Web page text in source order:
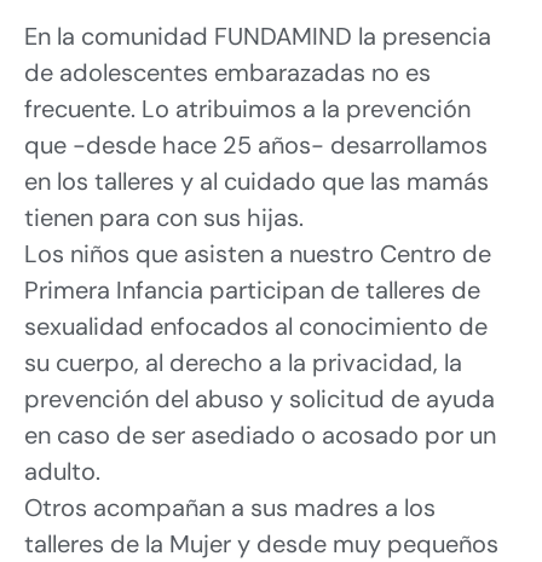
En la comunidad FUNDAMIND la presencia
de adolescentes embarazadas no es
frecuente. Lo atribuimos a la prevención
que -desde hace 25 años- desarrollamos
en los talleres y al cuidado que las mamás
tienen para con sus hijas.
Los niños que asisten a nuestro Centro de
Primera Infancia participan de talleres de
sexualidad enfocados al conocimiento de
su cuerpo, al derecho a la privacidad, la
prevención del abuso y solicitud de ayuda
en caso de ser asediado o acosado por un
adulto.
Otros acompañan a sus madres a los
talleres de la Mujer y desde muy pequeños